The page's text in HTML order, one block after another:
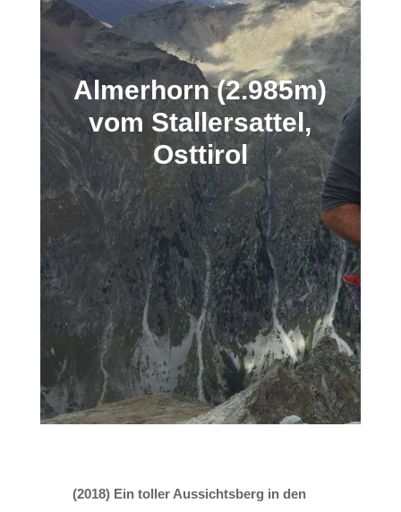
Almerhorn (2.985m)
vom Stallersattel,
Osttirol
(2018) Ein toller Aussichtsberg in den